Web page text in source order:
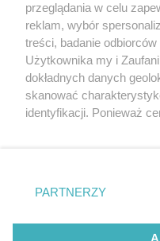
Nie zapomnij
zapoznać się z:
polityką
Twojemiasto
Piekary Śląskie
Chorzów
Tarnowskie Góry
Gliwice
przeglądania w celu
reklam, wybór
treści, badanie
Użytkownika my i
dokładnych danych
skanować
identyfikacji. Ponieważ
prywatności znajdujący
. Niektóre rodzaje
zgody użytkownika, ale
takiemu przetwarzaniu.
PARTNERZY